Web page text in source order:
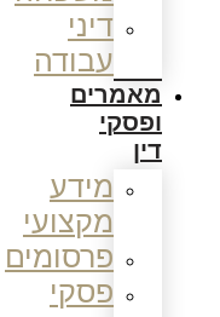
דיני
עבודה
מאמרים
ופסקי
דין
מידע
מקצועי
פרסומים
פסקי